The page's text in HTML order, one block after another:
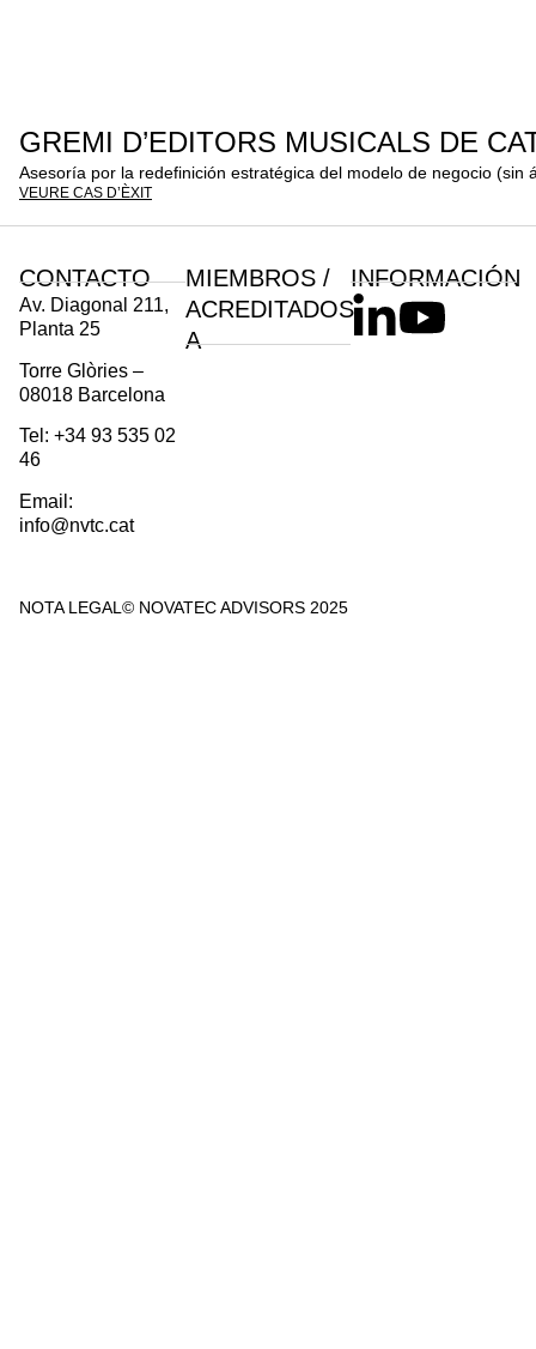
GREMI D’EDITORS MUSICALS DE
Asesoría por la redefinición estratégica del modelo de negocio (sin
VEURE CAS D’ÈXIT
CONTACTO
Av. Diagonal 211,
Planta 25
Torre Glòries –
08018 Barcelona
Tel: +34 93 535 02
46
Email:
info@nvtc.cat
MIEMBROS /
ACREDITADOS
A
INFORMACIÓN
NOTA LEGAL© NOVATEC ADVISORS 2025